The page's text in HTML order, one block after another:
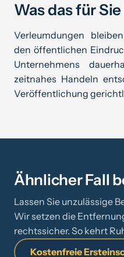
Was das für
Verleumdungen
den öffentlichen
Unternehmens
zeitnahes Handeln
Veröffentlichung
Ähnlicher Fall
Lassen Sie unzulässige
Wir setzen die
rechtssicher. So kehrt
Kostenfreie